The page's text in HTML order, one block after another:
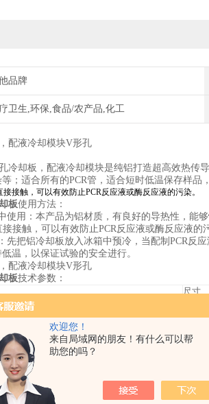
欢迎您！
来自局域网的朋友！有什么可以帮
助您的吗？
品牌
卫生,环保,食品/农产品,化工
配液冷却模块V形孔
冷却板，配液冷却模块是纯铝打造超高效热
；适合所有的PCR管，适合短时低温保存样品
接触，可以有效防止PCR反应液或酶反应液的污染。
板使用方法：
使用：本产品为铝材质，有良好的导热性，能
接触，可以有效防止PCR反应液或酶反应液的
先把铝冷却板放入冰箱中预冷，当配制PCR反
温，以保证试验的安全进行。
配液冷却模块V形孔
板技术参数：
尺寸
冷却板，配液冷却模块U 形孔
PCR冷却板，配液冷却模块V 形孔
V型1.5/2.0ML离心管和4排8连U型PCR管冷
块模块
V型1.5/2.0毫升离心管和6排8连排U型PCR
液冷却模块
孔V型孔冷却板，冷却模块